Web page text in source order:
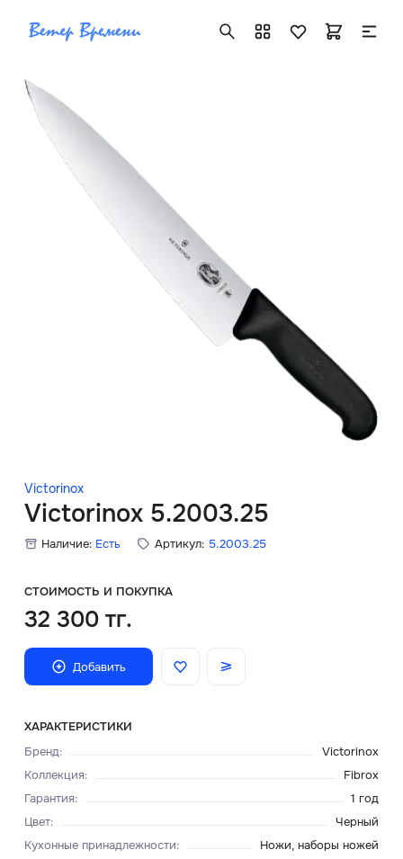
Victorinox
Victorinox 5.2003.25
Наличие: Есть Артикул: 5.2003.25
СТОИМОСТЬ И ПОКУПКА
32 300 тг.
Добавить
ХАРАКТЕРИСТИКИ
Бренд:
Victorinox
Коллекция:
Fibrox
Гарантия:
1 год
Цвет:
Черный
Кухонные принадлежности:
Ножи, наборы ножей
Авторизация
Каталог
Главная
О нас